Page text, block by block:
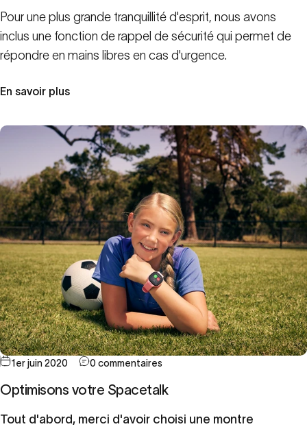
Pour une plus grande tranquillité d'esprit, nous avons
inclus une fonction de rappel de sécurité qui permet de
répondre en mains libres en cas d'urgence.
En savoir plus
1er juin 2020 0 commentaires
Optimisons votre Spacetalk
Tout d'abord, merci d'avoir choisi une montre